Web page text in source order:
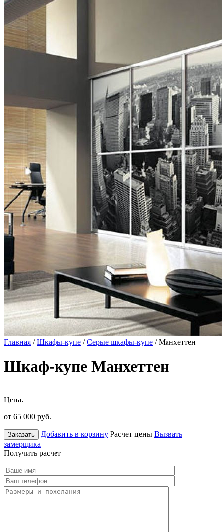
Главная /Шкафы-купе /Серые шкафы-купе / Манхеттен
Шкаф-купе Манхеттен
Цена:
от 65 000 руб.
Заказать Добавить в корзину Расчет цены Вызвать
замерщика
Получить расчет